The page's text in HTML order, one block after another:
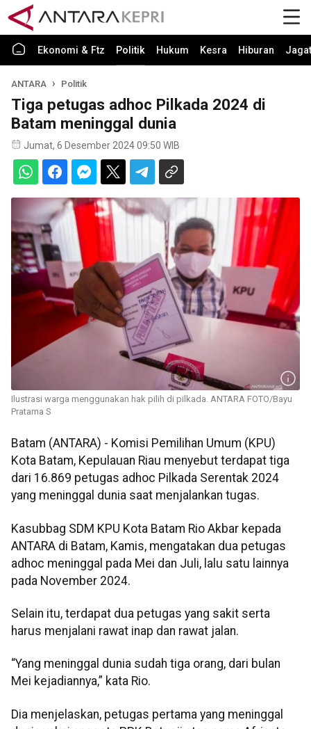
Ekonomi & Ftz Politik Hukum Kesra Hiburan Jagat
ANTARA Politik
Tiga petugas adhoc Pilkada 2024 di
Batam meninggal dunia
Jumat, 6 Desember 2024 09:50 WIB
Ilustrasi warga menggunakan hak pilih di pilkada. ANTARA FOTO/Bayu
Pratama S
Batam (ANTARA) - Komisi Pemilihan Umum (KPU)
Kota Batam, Kepulauan Riau menyebut terdapat tiga
dari 16.869 petugas adhoc Pilkada Serentak 2024
yang meninggal dunia saat menjalankan tugas.
Kasubbag SDM KPU Kota Batam Rio Akbar kepada
ANTARA di Batam, Kamis, mengatakan dua petugas
adhoc meninggal pada Mei dan Juli, lalu satu lainnya
pada November 2024.
Selain itu, terdapat dua petugas yang sakit serta
harus menjalani rawat inap dan rawat jalan.
“Yang meninggal dunia sudah tiga orang, dari bulan
Mei kejadiannya,” kata Rio.
Dia menjelaskan, petugas pertama yang meninggal